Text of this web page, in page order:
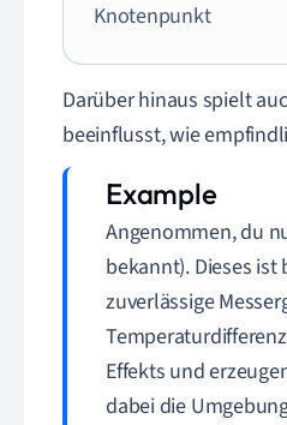
Knotenpunkt
Darüber hinaus spielt
beeinflusst, wie
Angenommen, du
bekannt). Dieses
zuverlässige
Effekts und
dabei die